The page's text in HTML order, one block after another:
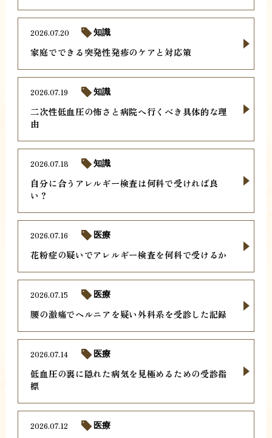
家庭でできる突発性発疹のケアと対応策
2026.07.20 知識
二次性低血圧の怖さと病院へ行くべき具体的な理
由
2026.07.19 知識
自分に合うアレルギー検査は何科で受ければ良
い？
2026.07.18 知識
花粉症の疑いでアレルギー検査を何科で受けるか
2026.07.16 医療
腰の激痛でヘルニアを疑い外科系を受診した記録
2026.07.15 医療
低血圧の裏に隠れた病気を見極めるための受診指
標
2026.07.14 医療
2026.07.12 医療